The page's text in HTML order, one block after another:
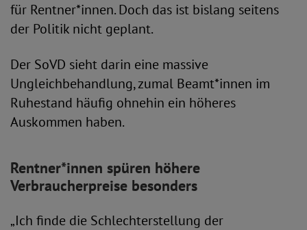
für Rentner*innen. Doch das ist bislang seitens
der Politik nicht geplant.
Der SoVD sieht darin eine massive
Ungleichbehandlung, zumal Beamt*innen im
Ruhestand häufig ohnehin ein höheres
Auskommen haben.
Rentner*innen spüren höhere
Verbraucherpreise besonders
„Ich finde die Schlechterstellung der